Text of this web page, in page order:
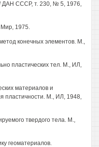
ДАН СССР, т. 230, № 5, 1976,
Мир, 1975.
конечных элементов. М.,
пластических тел. М., ИЛ,
материалов и
пластичности. М., ИЛ, 1948,
твердого тела. М.,
геоматериалов.